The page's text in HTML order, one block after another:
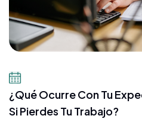
¿Qué Ocurre Con Tu
Si Pierdes Tu Trabajo?